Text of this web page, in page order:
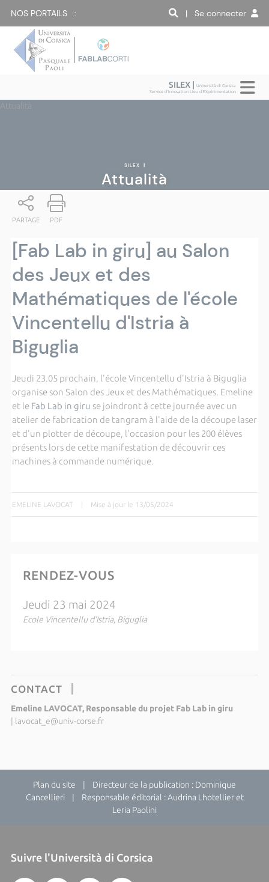
NOS PORTAILS : | Se connecter
SILEX |Università di Corsica
Service d'Innovation Lieu d'EXpérimentation
Attualità
SILEX |
Attualità
PARTAGE PDF
[Fab Lab in giru] au Salon
des Jeux et des
Mathématiques de l'école
Vincentellu d'Istria à
Biguglia
Jeudi 23.05 prochain, l'école Vincentellu d'Istria à Biguglia
organise son Salon des Jeux et des Mathématiques. Emeline
et le Fab Lab in giru se joindront à cette journée avec un
atelier de fabrication de tangram à l'aide de la découpe laser
et d'un plotter de découpe, l'occasion pour les 200 élèves
présents lors de cette manifestation de découvrir ces
machines à commande numérique.
EMELINE LAVOCAT | Mise à jour le 13/05/2024
RENDEZ-VOUS
Jeudi 23 mai 2024
Ecole Vincentellu d'Istria, Biguglia
CONTACT
Emeline LAVOCAT, Responsable du projet Fab Lab in giru
lavocat_e@univ-corse.fr
Plan du site | Directeur de la publication : Dominique
Cancellieri | Responsable éditorial : Audrina Lhotellier et
Leria Paolini
Suivre l'Università di Corsica